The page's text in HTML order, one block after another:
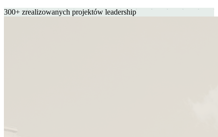
300+ zrealizowanych projektów leadership